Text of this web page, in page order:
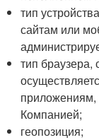
тип
сайтам или
тип браузера,
Компанией;
геопозиция;